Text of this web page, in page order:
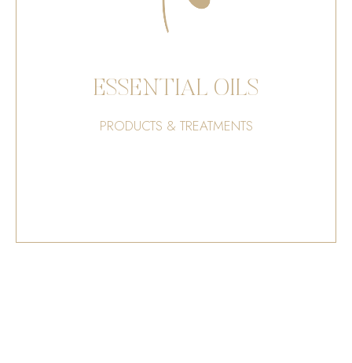
ESSENTIAL OILS
PRODUCTS & TREATMENTS